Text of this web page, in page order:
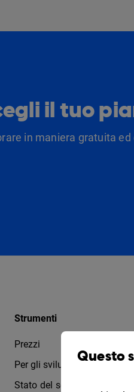
il tuo
in maniera gratuita
Strumenti
Prezzi
Per gli sviluppatori
Stato del servizio
Questo